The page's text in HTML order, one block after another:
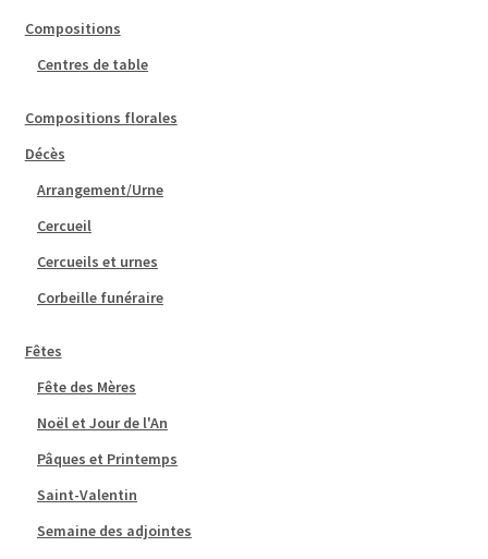
Compositions
Centres de table
Compositions florales
Décès
Arrangement/Urne
Cercueil
Cercueils et urnes
Corbeille funéraire
Fêtes
Fête des Mères
Noël et Jour de l'An
Pâques et Printemps
Saint-Valentin
Semaine des adjointes